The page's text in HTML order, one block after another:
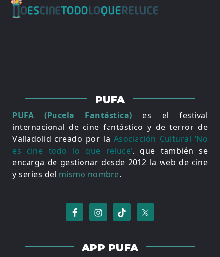
PUFA
PUFA (Pucela Fantástica) es el festival
internacional de cine fantástico y de terror de
Valladolid creado por la Asociación Cultural ‘No
es cine todo lo que reluce’, que también se
encarga de gestionar desde 2012 la web de cine
y series del mismo nombre.
APP PUFA